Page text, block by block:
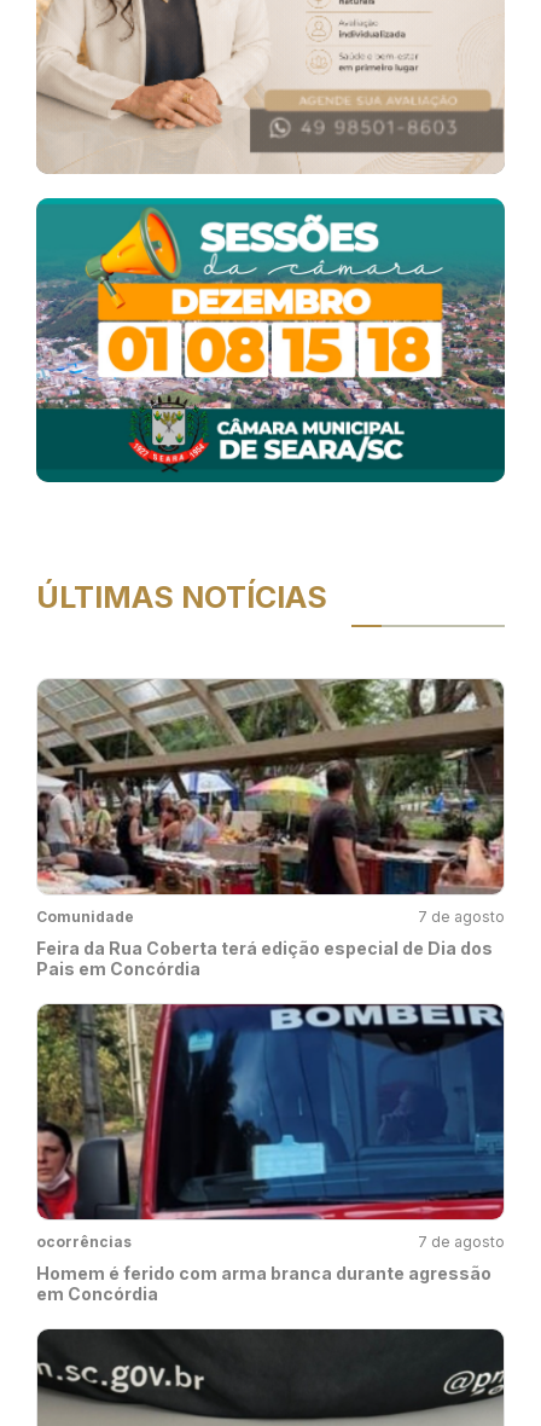
ÚLTIMAS NOTÍCIAS
Comunidade 7 de agosto
Feira da Rua Coberta terá edição especial de Dia dos
Pais em Concórdia
ocorrências 7 de agosto
Homem é ferido com arma branca durante agressão
em Concórdia